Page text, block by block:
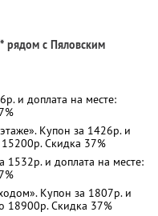
* рядом с Пяловским
и доплата на месте:
Купон за 1426р. и
Скидка 37%
1532р. и доплата на месте:
Купон за 1807р. и
18900р. Скидка 37%